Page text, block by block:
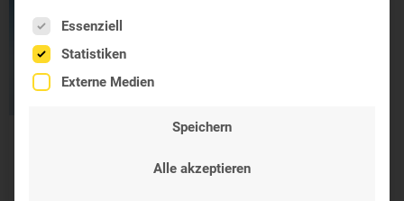
Es folgt eine Liste der Service-Gruppen, für die eine
Essenziell
Statistiken
Externe Medien
Speichern
Alle akzeptieren